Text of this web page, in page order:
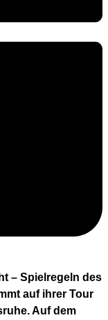
– Spielregeln des
auf ihrer Tour
Auf dem